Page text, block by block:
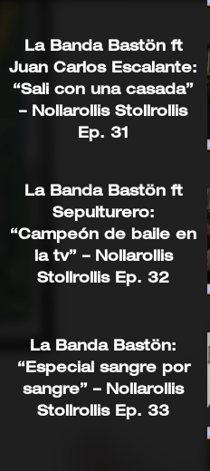
La Banda Bastön ft
Juan Carlos Escalante:
“Sali con una casada”
– Nollarollis Stollrollis
Ep. 31
La Banda Bastön ft
Sepulturero:
“Campeón de baile en
la tv” – Nollarollis
Stollrollis Ep. 32
La Banda Bastön:
“Especial sangre por
sangre” – Nollarollis
Stollrollis Ep. 33